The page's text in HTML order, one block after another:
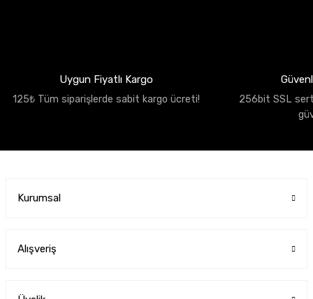
Uygun Fiyatlı Kargo
125₺ Tüm siparişlerde sabit kargo ücreti!
256bit SSL
Kurumsal
Alışveriş